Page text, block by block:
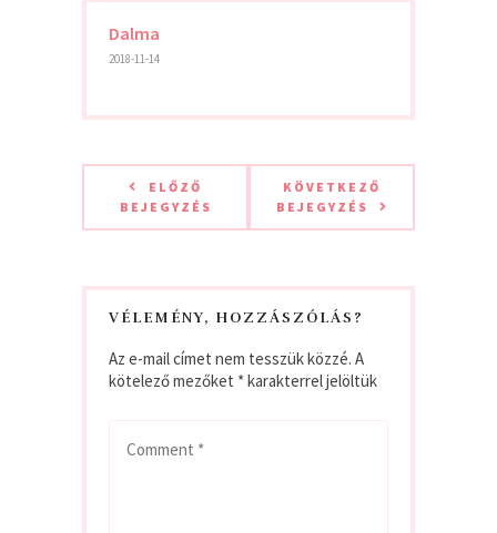
Dalma
2018-11-14
ELŐZŐ
BEJEGYZÉS
KÖVETKEZŐ
BEJEGYZÉS
VÉLEMÉNY, HOZZÁSZÓLÁS?
Az e-mail címet nem tesszük közzé. A
kötelező mezőket *karakterrel jelöltük